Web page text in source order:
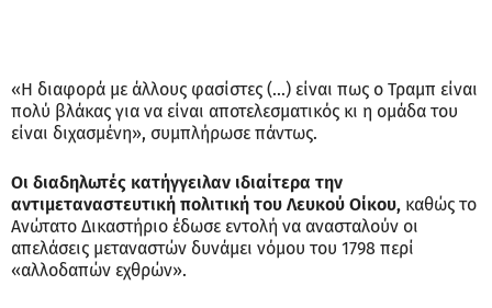
«Η διαφορά με άλλους φασίστες (...) είναι πως ο Τραμπ είναι
πολύ βλάκας για να είναι αποτελεσματικός κι η ομάδα του
είναι διχασμένη», συμπλήρωσε πάντως.
Οι διαδηλωτές κατήγγειλαν ιδιαίτερα την
αντιμεταναστευτική πολιτική του Λευκού Οίκου, καθώς το
Ανώτατο Δικαστήριο έδωσε εντολή να ανασταλούν οι
απελάσεις μεταναστών δυνάμει νόμου του 1798 περί
«αλλοδαπών εχθρών».